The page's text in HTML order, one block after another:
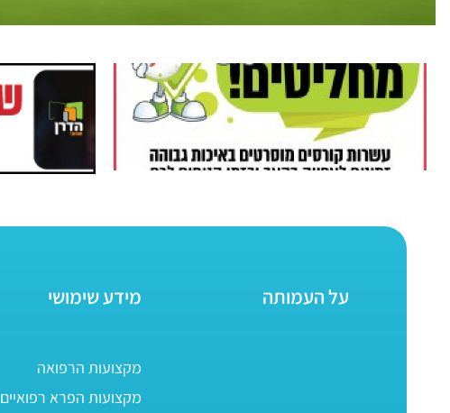
על העמותה מידע שימושי
מקצועות הרפואה
מקצועות הפרא רפואיים